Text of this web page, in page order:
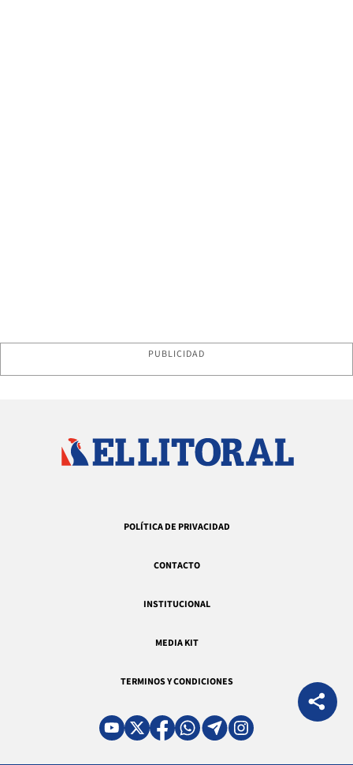
PUBLICIDAD
POLÍTICA DE PRIVACIDAD
CONTACTO
INSTITUCIONAL
MEDIA KIT
TERMINOS Y CONDICIONES